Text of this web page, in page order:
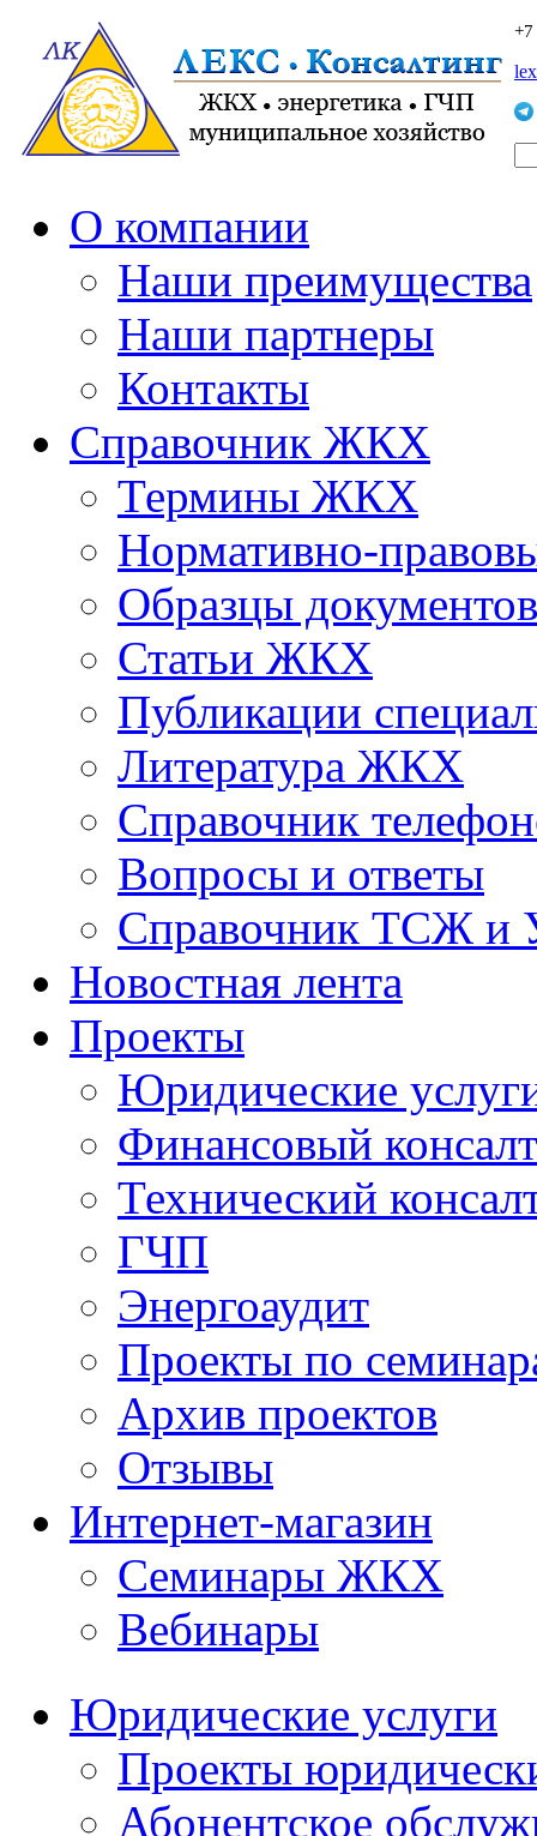
О компании
Наши преимущества
Наши партнеры
Контакты
Справочник ЖКХ
Термины ЖКХ
Нормативно-
Образцы документов
Статьи ЖКХ
Публикации
Литература ЖКХ
Справочник
Вопросы и ответы
Справочник ТСЖ и
Новостная лента
Проекты
Юридические
Финансовый
Технический
ГЧП
Энергоаудит
Проекты по
Архив проектов
Отзывы
Интернет-магазин
Семинары ЖКХ
Вебинары
Юридические услуги
Проекты
Абонентское